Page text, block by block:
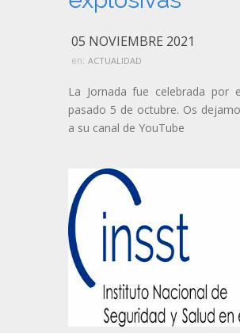
05 NOVIEMBRE 2021
en: ACTUALIDAD
La Jornada fue celebrada por
pasado 5 de octubre. Os
a su canal de YouTube